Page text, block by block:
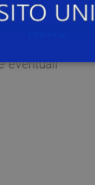
eventuali